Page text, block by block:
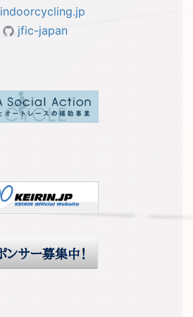
indoorcycling.jp
jfic-japan